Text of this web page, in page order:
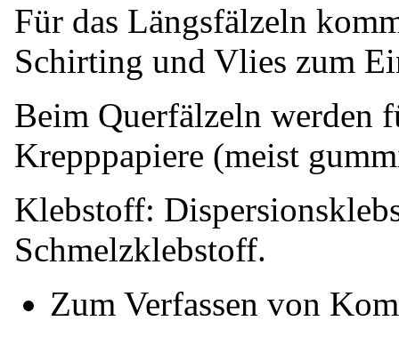
Für das Längsfälzeln
Schirting und Vlies zum
Beim Querfälzeln werden
Krepppapiere (meist
Klebstoff:
Schmelzklebstoff.
Zum Verfassen von